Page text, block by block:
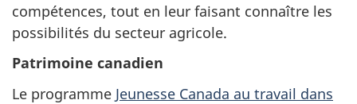
compétences, tout en leur faisant connaître les
possibilités du secteur agricole.
Patrimoine canadien
Le programme Jeunesse Canada au travail dans